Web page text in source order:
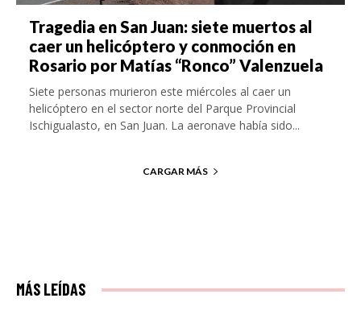
Tragedia en San Juan: siete muertos al
caer un helicóptero y conmoción en
Rosario por Matías “Ronco” Valenzuela
Siete personas murieron este miércoles al caer un
helicóptero en el sector norte del Parque Provincial
Ischigualasto, en San Juan. La aeronave había sido...
CARGAR MÁS
MÁS LEÍDAS